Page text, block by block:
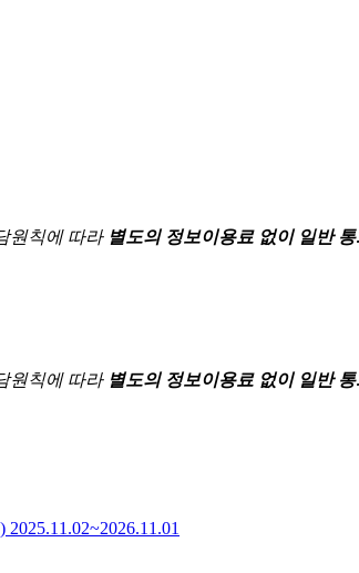
원칙에 따라 별도의 정보이용료 없이 일반
원칙에 따라 별도의 정보이용료 없이 일반